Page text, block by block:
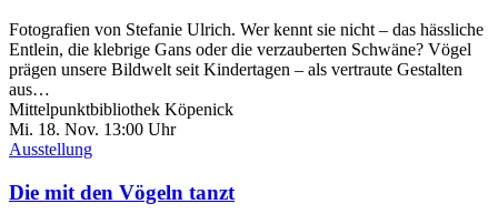
Fotografien von Stefanie Ulrich. Wer kennt sie nicht – das hässliche
Entlein, die klebrige Gans oder die verzauberten Schwäne? Vögel
prägen unsere Bildwelt seit Kindertagen – als vertraute Gestalten
aus…
Mittelpunktbibliothek Köpenick
Mi. 18. Nov. 13:00 Uhr
Ausstellung
Die mit den Vögeln tanzt